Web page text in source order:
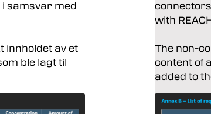
i samsvar med
innholdet av et
ble lagt til
with
The non-
content of
added to